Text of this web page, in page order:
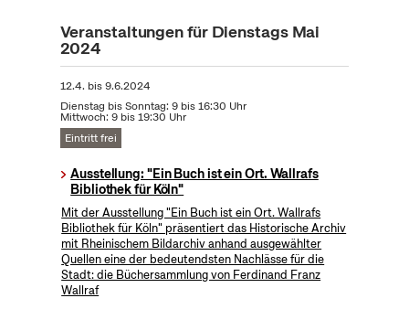
Veranstaltungen für Dienstags Mai
2024
12.4. bis9.6.2024
Dienstag bis Sonntag: 9 bis 16:30 Uhr
Mittwoch: 9 bis 19:30 Uhr
Eintritt frei
Ausstellung: "Ein Buch ist ein Ort. Wallrafs
Bibliothek für Köln"
Mit der Ausstellung "Ein Buch ist ein Ort. Wallrafs
Bibliothek für Köln" präsentiert das Historische Archiv
mit Rheinischem Bildarchiv anhand ausgewählter
Quellen eine der bedeutendsten Nachlässe für die
Stadt: die Büchersammlung von Ferdinand Franz
Wallraf